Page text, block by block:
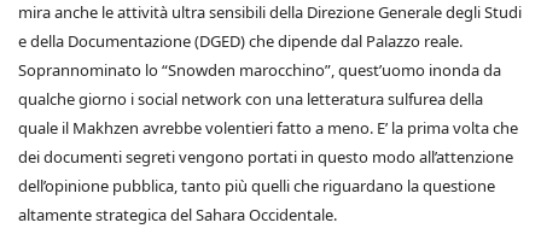
mira anche le attività ultra sensibili della Direzione Generale degli Studi
e della Documentazione (DGED) che dipende dal Palazzo reale.
Soprannominato lo “Snowden marocchino”, quest’uomo inonda da
qualche giorno i social network con una letteratura sulfurea della
quale il Makhzen avrebbe volentieri fatto a meno. E’ la prima volta che
dei documenti segreti vengono portati in questo modo all’attenzione
dell’opinione pubblica, tanto più quelli che riguardano la questione
altamente strategica del Sahara Occidentale.